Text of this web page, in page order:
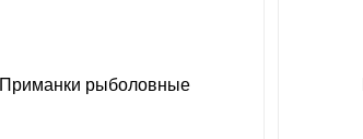
Приманки рыболовные